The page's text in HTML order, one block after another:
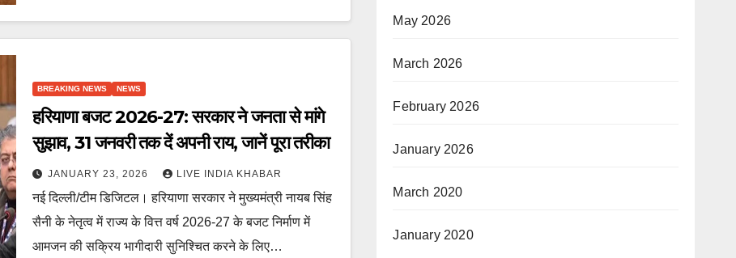
BREAKING NEWS NEWS
हरियाणा बजट 2026-27: सरकार ने जनता से मांगे
सुझाव, 31 जनवरी तक दें अपनी राय, जानें पूरा तरीका
JANUARY 23, 2026 LIVE INDIA KHABAR
नई दिल्ली/टीम डिजिटल। हरियाणा सरकार ने मुख्यमंत्री नायब सिंह
सैनी के नेतृत्व में राज्य के वित्त वर्ष 2026-27 के बजट निर्माण में
आमजन की सक्रिय भागीदारी सुनिश्चित करने के लिए…
May 2026
March 2026
February 2026
January 2026
March 2020
January 2020